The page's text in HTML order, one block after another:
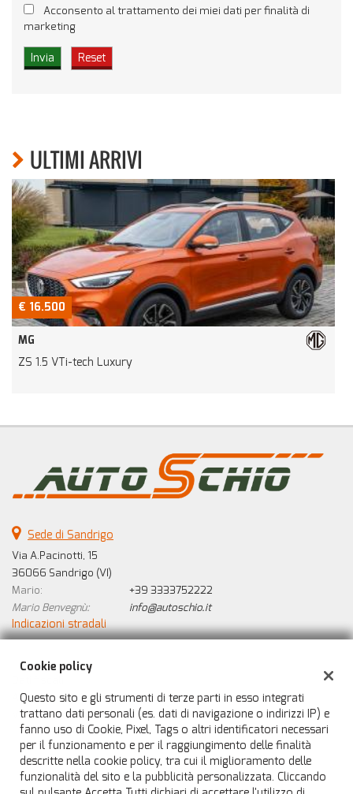
Acconsento al trattamento dei miei dati per finalità di
marketing
ULTIMI ARRIVI
€ 16.500
MG
ZS 1.5 VTi-tech Luxury
Sede di Sandrigo
Via A.Pacinotti, 15
36066 Sandrigo (VI)
Mario:
+39 3333752222
Mario Benvegnù:
info@autoschio.it
Indicazioni stradali
Auto Schio di Benvegnù Mario
Via A. Pacinotti, 15, 36066, Sandrigo
C.F/P.IVA:IT04470310246
Registro delle imprese: VI
Cookie policy
Questo sito e gli strumenti di terze parti in esso integrati
trattano dati personali (es. dati di navigazione o indirizzi IP) e
fanno uso di Cookie, Pixel, Tags o altri identificatori necessari
per il funzionamento e per il raggiungimento delle finalità
descritte nella cookie policy, tra cui il miglioramento delle
funzionalità del sito e la pubblicità personalizzata. Cliccando